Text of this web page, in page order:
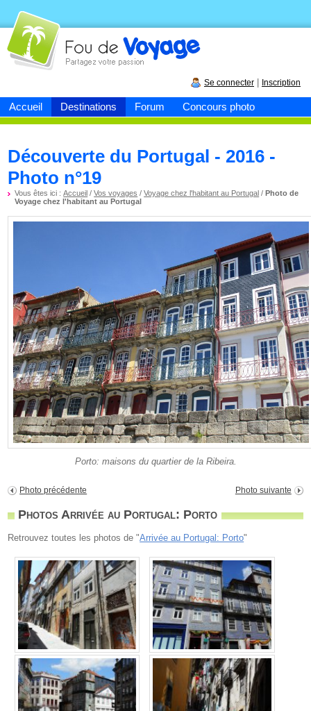
Accueil Destinations Forum Concours photo
Fou devoyage
Se connecter Inscription
Découverte du Portugal - 2016 -
Photo n°19
Vous êtes ici :Accueil /Vos voyages /Voyage chez l'habitant au Portugal /Photo de
Voyage chez l'habitant au Portugal
Porto: maisons du quartier de la Ribeira.
Photo précédente Photo suivante
Photos Arrivée au Portugal: Porto
Retrouvez toutes les photos de "Arrivée au Portugal: Porto"